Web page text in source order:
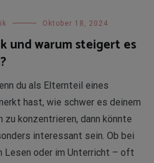
Oktober 18, 2024
und warum steigert es
du als Elternteil eines
hast, wie schwer es deinem
zu konzentrieren, dann könnte
interessant sein. Ob bei
Lesen oder im Unterricht – oft